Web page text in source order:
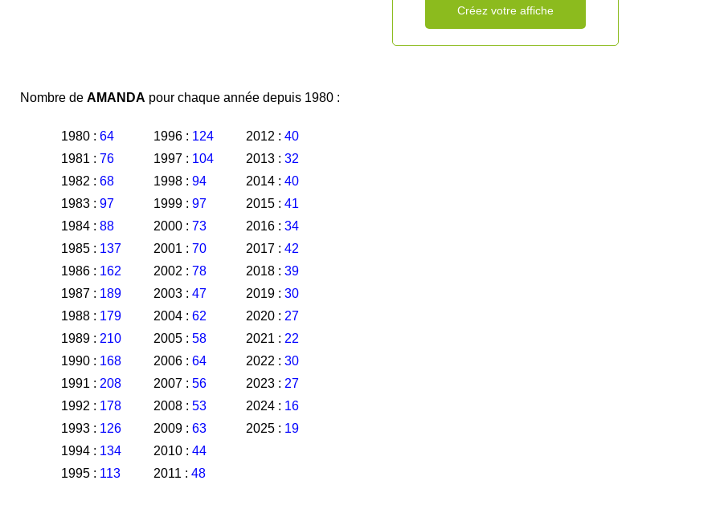
Créez votre affiche
Nombre de AMANDA pour chaque année depuis 1980 :
1980 : 64
1981 : 76
1982 : 68
1983 : 97
1984 : 88
1985 : 137
1986 : 162
1987 : 189
1988 : 179
1989 : 210
1990 : 168
1991 : 208
1992 : 178
1993 : 126
1994 : 134
1995 : 113
1996 : 124
1997 : 104
1998 : 94
1999 : 97
2000 : 73
2001 : 70
2002 : 78
2003 : 47
2004 : 62
2005 : 58
2006 : 64
2007 : 56
2008 : 53
2009 : 63
2010 : 44
2011 : 48
2012 : 40
2013 : 32
2014 : 40
2015 : 41
2016 : 34
2017 : 42
2018 : 39
2019 : 30
2020 : 27
2021 : 22
2022 : 30
2023 : 27
2024 : 16
2025 : 19